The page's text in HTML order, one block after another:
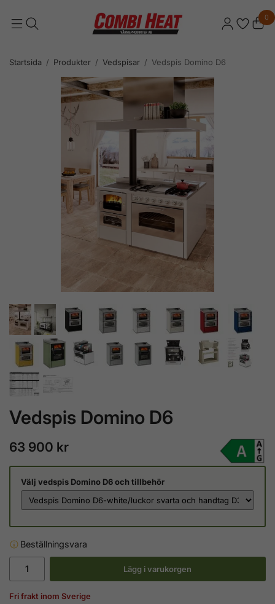
0
Startsida / Produkter / Vedspisar / Vedspis Domino D6
Vedspis Domino D6
63 900 kr
Välj vedspis Domino D6 och tillbehör
Beställningsvara
Lägg i varukorgen
Fri frakt inom Sverige